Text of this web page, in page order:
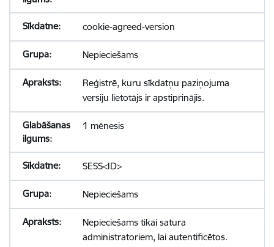
cookie-agreed-version
Nepieciešams
Reģistrē, kuru sīkdatņu paziņojuma
versiju lietotājs ir apstiprinājis.
1 mēnesis
SESS<ID>
Nepieciešams
Nepieciešams tikai satura
administratoriem, lai autentificētos.